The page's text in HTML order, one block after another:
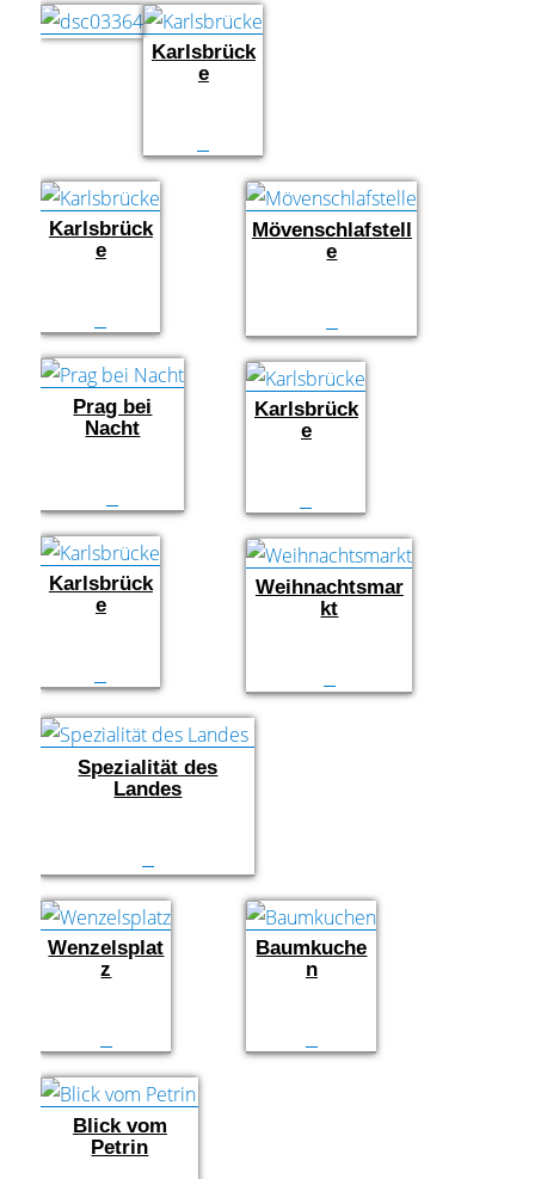
Karlsbrück
e
Karlsbrück
e
Mövenschlafstell
e
Prag bei
Nacht
Karlsbrück
e
Karlsbrück
e
Weihnachtsmar
kt
Spezialität des
Landes
Wenzelsplat
z
Baumkuche
n
Blick vom
Petrin